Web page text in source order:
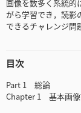
画像を数多く系統的
がら学習でき，読影
できるチャレンジ問
目次
Part 1 総論
Chapter 1 基本画像